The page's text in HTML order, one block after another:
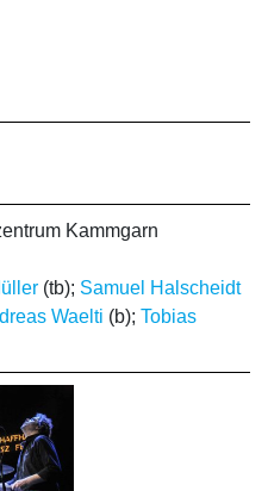
Kammgarn
(tb); Samuel Halscheidt
Waelti (b); Tobias